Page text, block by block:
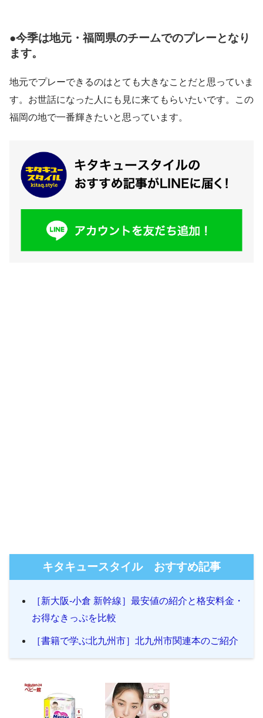
●今季は地元・福岡県のチームでのプレーとなり
ます。
地元でプレーできるのはとても大きなことだと思っていま
す。お世話になった人にも見に来てもらいたいです。この
福岡の地で一番輝きたいと思っています。
キタキュースタイル おすすめ記事
［新大阪-小倉 新幹線］最安値の紹介と格安料金・
お得なきっぷを比較
［書籍で学ぶ北九州市］北九州市関連本のご紹介